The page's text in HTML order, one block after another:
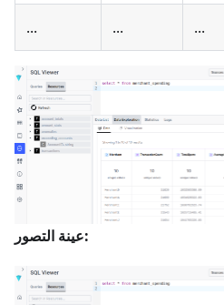
... ... ...
عينة التصور: